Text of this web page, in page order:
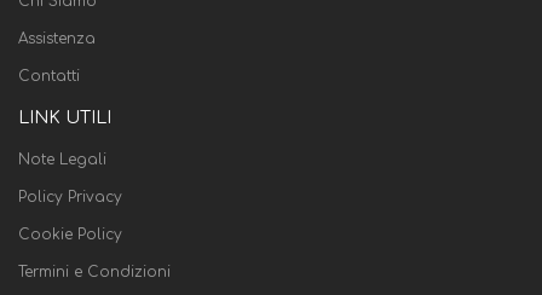
Assistenza
Contatti
LINK UTILI
Note Legali
Policy Privacy
Cookie Policy
Termini e Condizioni